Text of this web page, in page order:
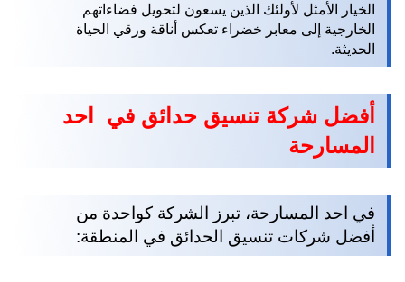
الخيار الأمثل لأولئك الذين يسعون لتحويل فضاءاتهم
الخارجية إلى معابر خضراء تعكس أناقة ورقي الحياة
الحديثة.
أفضل شركة تنسيق حدائق في احد
المسارحة
في احد المسارحة، تبرز الشركة كواحدة من
أفضل شركات تنسيق الحدائق في المنطقة: